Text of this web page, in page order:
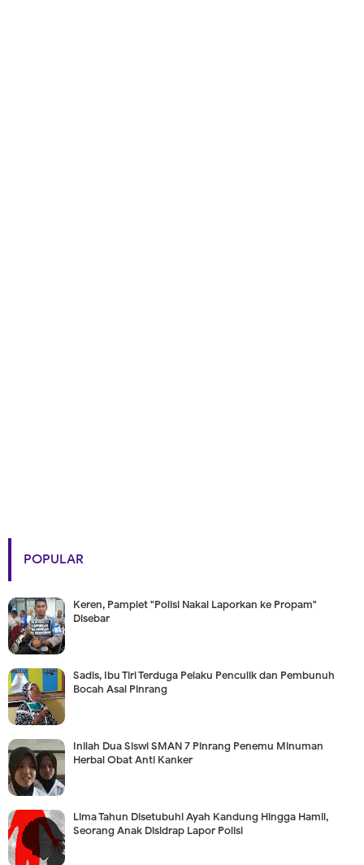
POPULAR
Keren, Pamplet "Polisi Nakal Laporkan ke Propam"
Disebar
Sadis, Ibu Tiri Terduga Pelaku Penculik dan Pembunuh
Bocah Asal Pinrang
Inilah Dua Siswi SMAN 7 Pinrang Penemu Minuman
Herbal Obat Anti Kanker
Lima Tahun Disetubuhi Ayah Kandung Hingga Hamil,
Seorang Anak Disidrap Lapor Polisi